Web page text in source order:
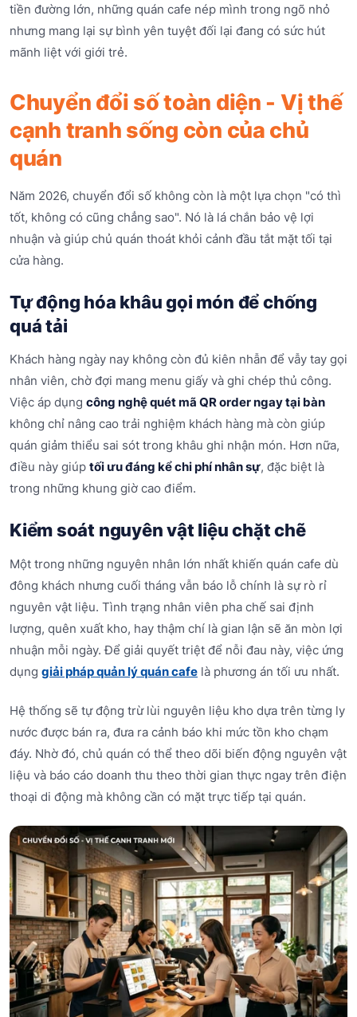
tiền đường lớn, những quán cafe nép mình trong ngõ nhỏ
nhưng mang lại sự bình yên tuyệt đối lại đang có sức hút
mãnh liệt với giới trẻ.
Chuyển đổi số toàn diện - Vị thế
cạnh tranh sống còn của chủ
quán
Năm 2026, chuyển đổi số không còn là một lựa chọn "có thì
tốt, không có cũng chẳng sao". Nó là lá chắn bảo vệ lợi
nhuận và giúp chủ quán thoát khỏi cảnh đầu tắt mặt tối tại
cửa hàng.
Tự động hóa khâu gọi món để chống
quá tải
Khách hàng ngày nay không còn đủ kiên nhẫn để vẫy tay gọi
nhân viên, chờ đợi mang menu giấy và ghi chép thủ công.
Việc áp dụng công nghệ quét mã QR order ngay tại bàn
không chỉ nâng cao trải nghiệm khách hàng mà còn giúp
quán giảm thiểu sai sót trong khâu ghi nhận món. Hơn nữa,
điều này giúp tối ưu đáng kể chi phí nhân sự, đặc biệt là
trong những khung giờ cao điểm.
Kiểm soát nguyên vật liệu chặt chẽ
Một trong những nguyên nhân lớn nhất khiến quán cafe dù
đông khách nhưng cuối tháng vẫn báo lỗ chính là sự rò rỉ
nguyên vật liệu. Tình trạng nhân viên pha chế sai định
lượng, quên xuất kho, hay thậm chí là gian lận sẽ ăn mòn lợi
nhuận mỗi ngày. Để giải quyết triệt để nỗi đau này, việc ứng
dụng giải pháp quản lý quán cafe là phương án tối ưu nhất.
Hệ thống sẽ tự động trừ lùi nguyên liệu kho dựa trên từng ly
nước được bán ra, đưa ra cảnh báo khi mức tồn kho chạm
đáy. Nhờ đó, chủ quán có thể theo dõi biến động nguyên vật
liệu và báo cáo doanh thu theo thời gian thực ngay trên điện
thoại di động mà không cần có mặt trực tiếp tại quán.